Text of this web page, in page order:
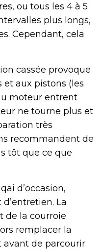
ou tous les 4 à 5
plus longs,
Cependant, cela
cassée provoque
et aux pistons (les
moteur entrent
ne tourne plus et
très
recommandent de
tôt que ce que
d’occasion,
La
de la courroie
remplacer la
de parcourir